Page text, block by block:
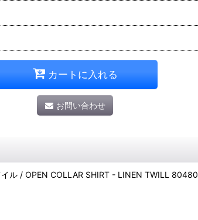
カートに入れる
お問い合わせ
ル / OPEN COLLAR SHIRT - LINEN TWILL